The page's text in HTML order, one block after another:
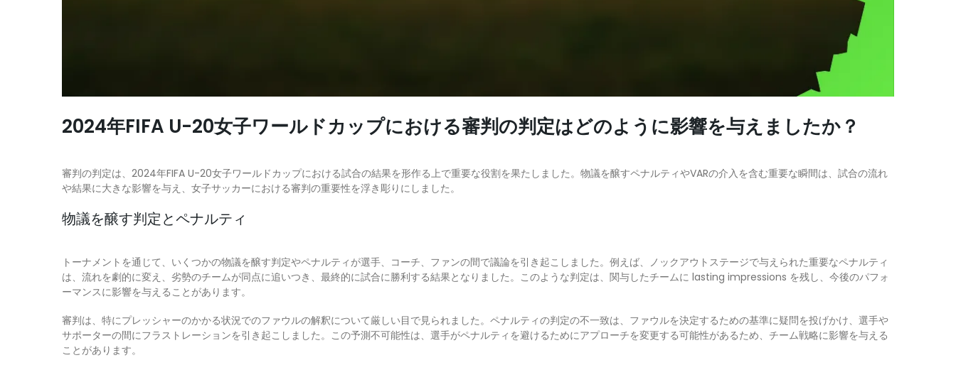
2024年FIFA U-20女子ワールドカップにおける審判の判定はどのように影響を与えましたか？
審判の判定は、2024年FIFA U-20女子ワールドカップにおける試合の結果を形作る上で重要な役割を果たしました。物議を醸すペナルティやVARの介入を含む重要な瞬間は、試合の流れ
や結果に大きな影響を与え、女子サッカーにおける審判の重要性を浮き彫りにしました。
物議を醸す判定とペナルティ
トーナメントを通じて、いくつかの物議を醸す判定やペナルティが選手、コーチ、ファンの間で議論を引き起こしました。例えば、ノックアウトステージで与えられた重要なペナルティ
は、流れを劇的に変え、劣勢のチームが同点に追いつき、最終的に試合に勝利する結果となりました。このような判定は、関与したチームに lasting impressions を残し、今後のパフォ
ーマンスに影響を与えることがあります。
審判は、特にプレッシャーのかかる状況でのファウルの解釈について厳しい目で見られました。ペナルティの判定の不一致は、ファウルを決定するための基準に疑問を投げかけ、選手や
サポーターの間にフラストレーションを引き起こしました。この予測不可能性は、選手がペナルティを避けるためにアプローチを変更する可能性があるため、チーム戦略に影響を与える
ことがあります。